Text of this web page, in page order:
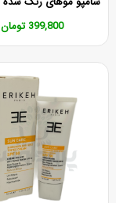
399,800 تومان